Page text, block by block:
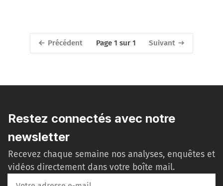
Précédent Page 1 sur 1 Suivant
Restez connectés avec notre
newsletter
Recevez chaque semaine nos analyses, enquêtes et
vidéos directement dans votre boîte mail.